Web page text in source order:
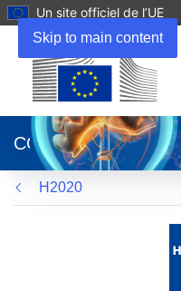
Skip to main content
Un site officiel de l’UE
dans
une
nouvelle
fenêtre)
CORDIS
H2020